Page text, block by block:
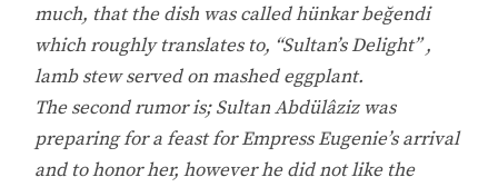
much, that the dish was called hünkar beğendi
which roughly translates to, “Sultan’s Delight” ,
lamb stew served on mashed eggplant.
The second rumor is; Sultan Abdülâziz was
preparing for a feast for Empress Eugenie’s arrival
and to honor her, however he did not like the